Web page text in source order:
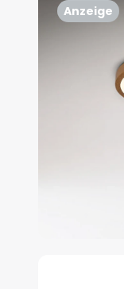
Anzeige
Ende